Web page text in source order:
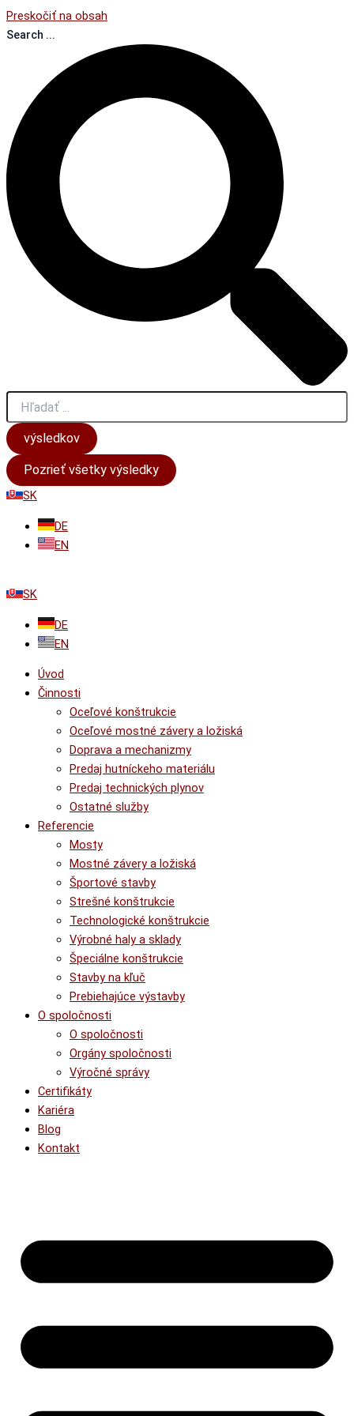
Preskočiť na obsah
Search ...
výsledkov
Pozrieť všetky výsledky
SK
DE
EN
SK
DE
EN
Úvod
Činnosti
Oceľové konštrukcie
Oceľové mostné závery a ložiská
Doprava a mechanizmy
Predaj hutníckeho materiálu
Predaj technických plynov
Ostatné služby
Referencie
Mosty
Mostné závery a ložiská
Športové stavby
Strešné konštrukcie
Technologické konštrukcie
Výrobné haly a sklady
Špeciálne konštrukcie
Stavby na kľuč
Prebiehajúce výstavby
O spoločnosti
O spoločnosti
Orgány spoločnosti
Výročné správy
Certifikáty
Kariéra
Blog
Kontakt